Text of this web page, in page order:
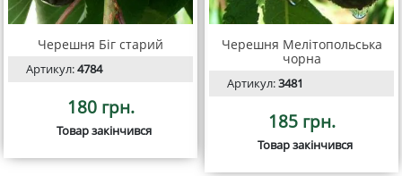
Черешня Біг старий
Артикул:4784
180 грн.
Товар закінчився
Черешня Мелітопольська
чорна
Артикул:3481
185 грн.
Товар закінчився